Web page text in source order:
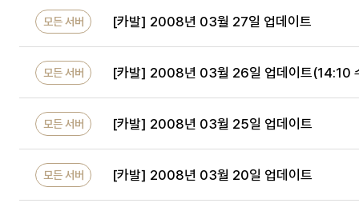
모든 서버 [카발] 2008년 03월 27일 업데이트
모든 서버 [카발] 2008년 03월 26일 업데이트(14:10
모든 서버 [카발] 2008년 03월 25일 업데이트
모든 서버 [카발] 2008년 03월 20일 업데이트